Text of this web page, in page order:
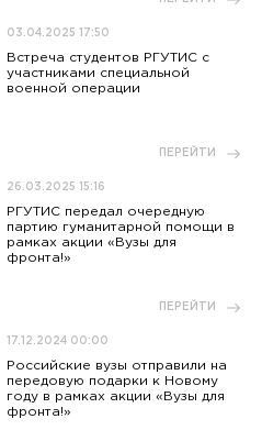
03.04.2025 17:50
Встреча студентов РГУТИС с
участниками специальной
военной операции
ПЕРЕЙТИ
26.03.2025 15:16
РГУТИС передал очередную
партию гуманитарной помощи в
рамках акции «Вузы для
фронта!»
ПЕРЕЙТИ
17.12.2024 00:00
Российские вузы отправили на
передовую подарки к Новому
году в рамках акции «Вузы для
фронта!»